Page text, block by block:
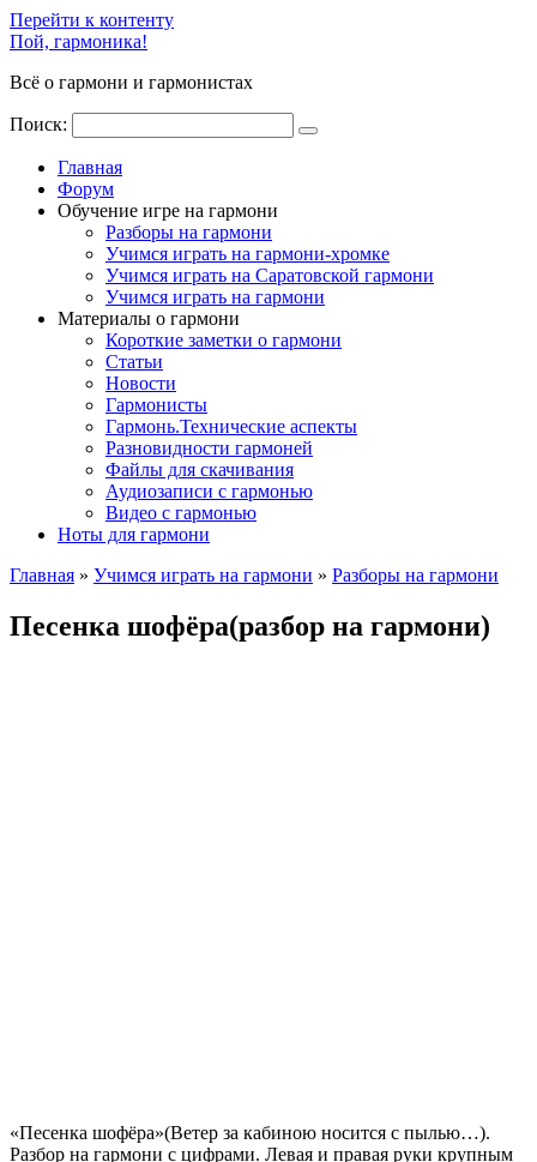
Перейти к контенту
Пой, гармоника!
Всё о гармони и гармонистах
Поиск:
Главная
Форум
Обучение игре на гармони
Разборы на гармони
Учимся играть на гармони-хромке
Учимся играть на Саратовской гармони
Учимся играть на гармони
Материалы о гармони
Короткие заметки о гармони
Cтатьи
Новости
Гармонисты
Гармонь.Технические аспекты
Разновидности гармоней
Файлы для скачивания
Аудиозаписи с гармонью
Видео с гармонью
Ноты для гармони
Главная » Учимся играть на гармони » Разборы на гармони
Песенка шофёра(разбор на гармони)
«Песенка шофёра»(Ветер за кабиною носится с пылью…).
Разбор на гармони с цифрами. Левая и правая руки крупным